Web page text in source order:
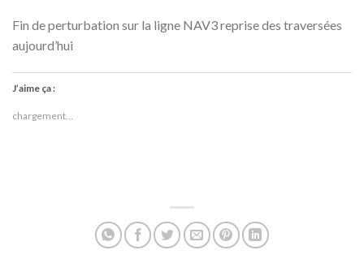
Fin de perturbation sur la ligne NAV3 reprise des traversées
aujourd’hui
J’aime ça :
chargement…